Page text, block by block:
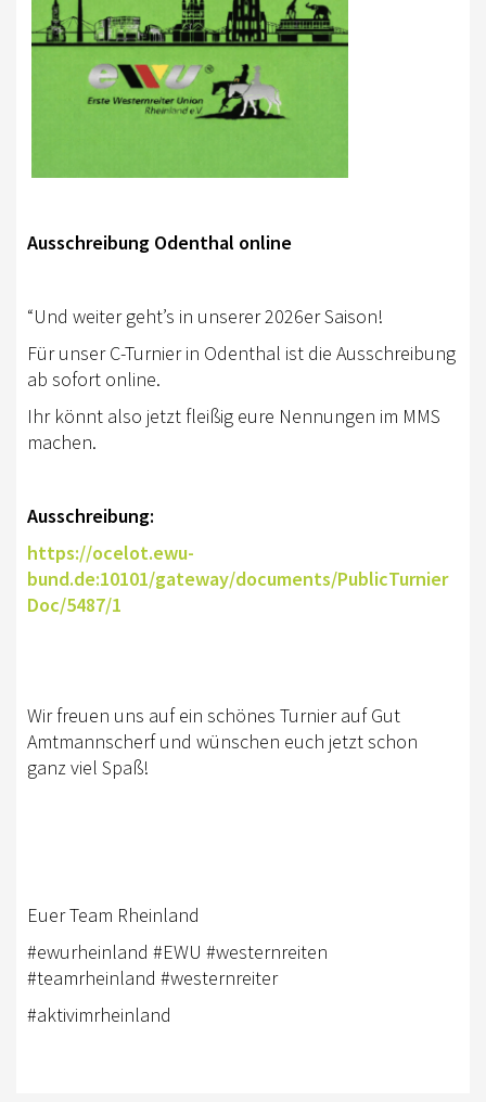
RHEINLAND-KADER 2025
TURNIERSPORT
TURNIERFACHLEUTE
FREIZEIT
HORSE AND DOG TRAIL
AKTIV IM RHEINLAND
TREFFPUNKTE IM RHEINLAND
AUSBILDUNG
WESTERNREITEN
TRAINERAUSBILDUNG
TERMINE
TURNIERE
JUGEND
BREITENSPORT
Ausschreibung Odenthal online
“Und weiter geht’s in unserer 2026er Saison!
Für unser C-Turnier in Odenthal ist die Ausschreibung
ab sofort online.
Ihr könnt also jetzt fleißig eure Nennungen im MMS
machen.
Ausschreibung:
https://ocelot.ewu-
bund.de:10101/gateway/documents/PublicTurnier
Doc/5487/1
Wir freuen uns auf ein schönes Turnier auf Gut
Amtmannscherf und wünschen euch jetzt schon
ganz viel Spaß!
Euer Team Rheinland
#ewurheinland #EWU #westernreiten
#teamrheinland #westernreiter
#aktivimrheinland